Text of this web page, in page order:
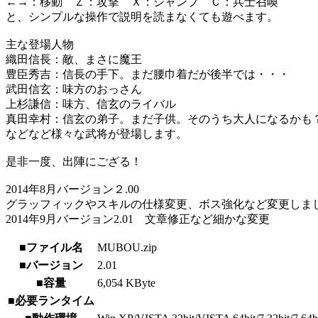
と、シンプルな操作で説明を読まなくても遊べます。
主な登場人物
織田信長：敵、まさに魔王
豊臣秀吉：信長の手下。まだ腰巾着だが後半では・・・
武田信玄：味方のおっさん
上杉謙信：味方、信玄のライバル
真田幸村：信玄の弟子。まだ子供。そのうち大人になるかも
などなど様々な武将が登場します。
是非一度、出陣にござる！
2014年8月バージョン２.00
グラッフィックやスキルの仕様変更、ボス強化など変更しま
2014年9月バージョン2.01 文章修正など細かな変更
■ファイル名
MUBOU.zip
■バージョン
2.01
■容量
6,054 KByte
■必要ランタイム